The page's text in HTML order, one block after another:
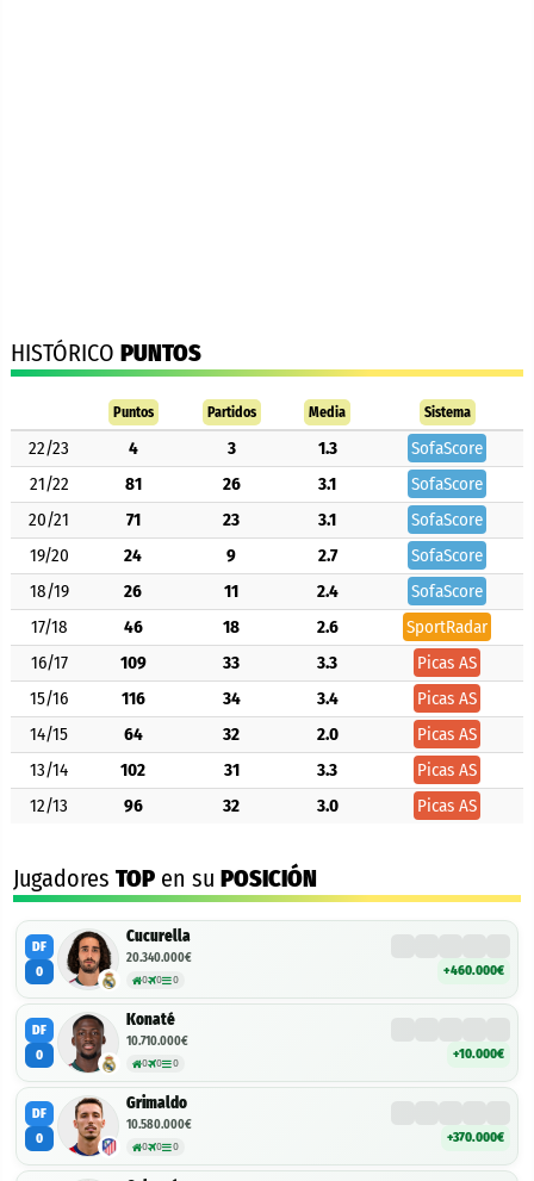
HISTÓRICO PUNTOS
Puntos Partidos Media Sistema
22/23 4 3 1.3
SofaScore
21/22
81 26 3.1
SofaScore
20/21
71 23 3.1
SofaScore
19/20
24 9 2.7
SofaScore
18/19
26 11 2.4
SofaScore
17/18
46 18 2.6
SportRadar
16/17
109 33 3.3
Picas AS
15/16
116 34 3.4
Picas AS
14/15
64 32 2.0
Picas AS
13/14
102 31 3.3
Picas AS
12/13
96 32 3.0 Picas AS
Jugadores TOP en su POSICIÓN
DF
0
Cucurella
20.340.000€
0 0 0
+460.000€
DF
0
Konaté
10.710.000€
0 0 0
+10.000€
DF
0
Grimaldo
10.580.000€
0 0 0
+370.000€